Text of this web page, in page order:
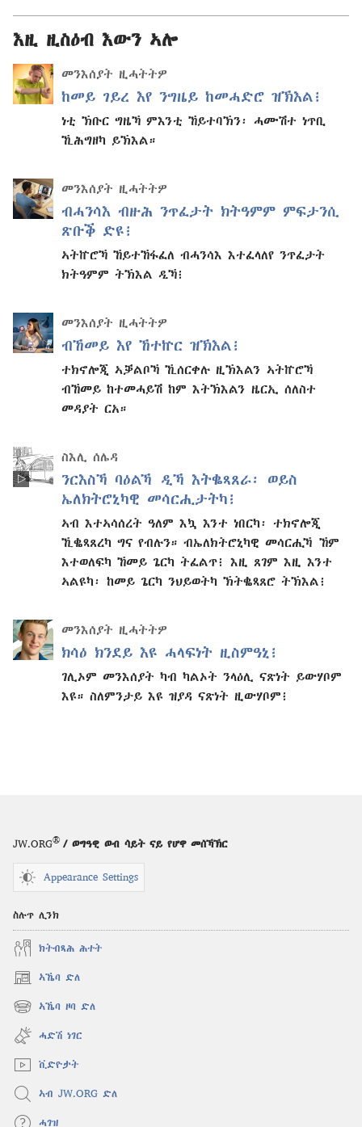
እዚ ዚስዕብ እውን ኣሎ
መንእሰያት ዚሓትትዎ
ከመይ ገይረ እየ ንግዜይ ከመሓድሮ ዝኽእል፧
ነቲ ኽቡር ግዜኻ ምእንቲ ኸይተባኽን፡ ሓሙሽተ ነጥቢ
ኺሕግዘካ ይኽእል።
መንእሰያት ዚሓትትዎ
ብሓንሳእ ብዙሕ ንጥፈታት ክትዓምም ምፍታንሲ
ጽቡቕ ድዩ፧
ኣትኵሮኻ ኸይተኸፋፈለ ብሓንሳእ እተፈላለየ ንጥፈታት
ክትዓምም ትኽእል ዲኻ፧
መንእሰያት ዚሓትትዎ
ብኸመይ እየ ኸተኵር ዝኽእል፧
ተክኖሎጂ ኣቓልቦኻ ኺሰርቀሉ ዚኽእልን ኣትኵሮኻ
ብኸመይ ከተመሓይሽ ከም እትኽእልን ዜርኢ ሰለስተ
መዳያት ርአ።
ስእሊ ሰሌዳ
ንርእስኻ ባዕልኻ ዲኻ እትቈጻጸራ፡ ወይስ
ኤለክትሮኒካዊ መሳርሒታትካ፧
ኣብ እተኣሳሰረት ዓለም እኳ እንተ ነበርካ፡ ተክኖሎጂ
ኺቈጻጸረካ ግና የብሉን። ብኤለክትሮኒካዊ መሳርሒኻ ኸም
እተወለፍካ ኸመይ ጌርካ ትፈልጥ፧ እዚ ጸገም እዚ እንተ
ኣልዩካ፡ ከመይ ጌርካ ንህይወትካ ኽትቈጻጸሮ ትኽእል፧
መንእሰያት ዚሓትትዎ
ክሳዕ ክንደይ እዩ ሓላፍነት ዚስምዓኒ፧
ገሊኦም መንእሰያት ካብ ካልኦት ንላዕሊ ናጽነት ይውሃቦም
እዩ። ስለምንታይ እዩ ዝያዳ ናጽነት ዚውሃቦም፧
JW.ORG® / ወግዓዊ ወብ ሳይት ናይ የሆዋ መሰኻኽር
Appearance Settings
ስሉጥ ሊንክ
ክትብጻሕ ሕተት
ኣኼባ ድለ
(opens
new
window)
ኣኼባ ዞባ ድለ
(opens
new
window)
ሓድሽ ነገር
ቪድዮታት
ኣብ JW.ORG ድለ
ሓገዝ